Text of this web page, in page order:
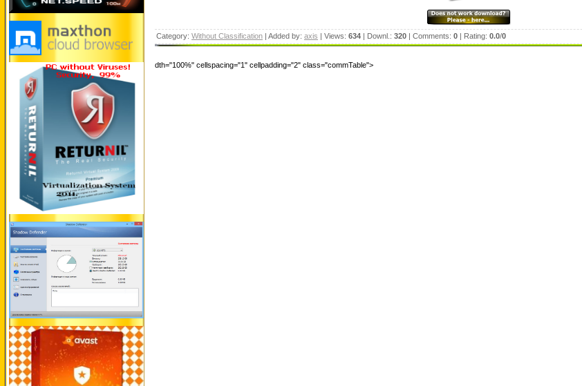
Category: Without Classification | Added by: axis | Views: 634 | Downl.: 320 | Comments: 0 | Rating: 0.0/0
dth="100%" cellspacing="1" cellpadding="2" class="commTable">